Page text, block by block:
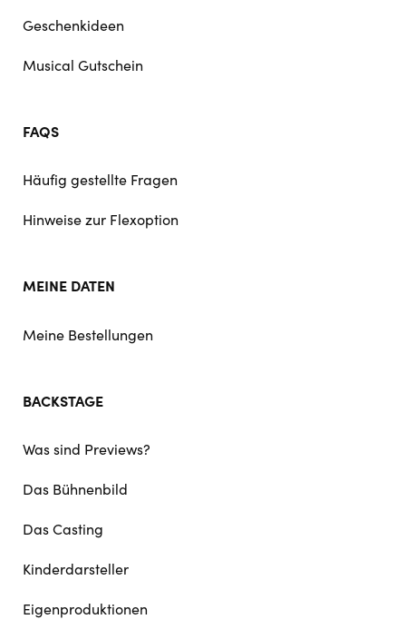
Geschenkideen
Musical Gutschein
FAQS
Häufig gestellte Fragen
Hinweise zur Flexoption
MEINE DATEN
Meine Bestellungen
BACKSTAGE
Was sind Previews?
Das Bühnenbild
Das Casting
Kinderdarsteller
Eigenproduktionen